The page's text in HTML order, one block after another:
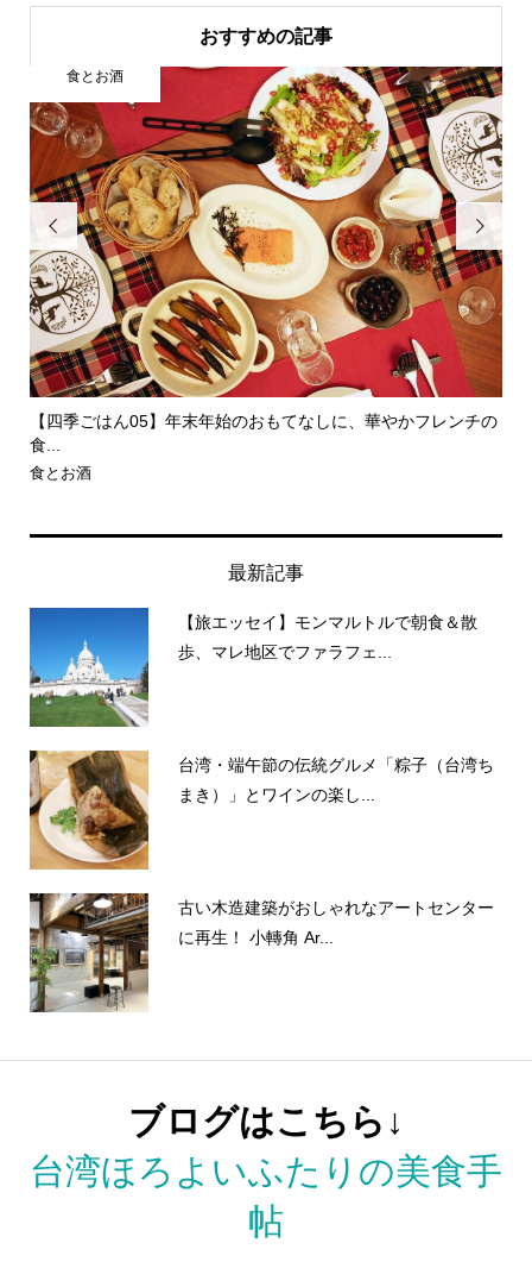
おすすめの記事

【四季ごはん05】年末年始のおもてなしに、華やかフレンチの
食...
食とお酒
食とお酒

最新記事
【旅エッセイ】モンマルトルで朝食＆散
歩、マレ地区でファラフェ...
台湾・端午節の伝統グルメ「粽子（台湾ち
まき）」とワインの楽し...
古い木造建築がおしゃれなアートセンター
に再生！ 小轉角 Ar...
ブログはこちら↓
台湾ほろよいふたりの美食手
帖